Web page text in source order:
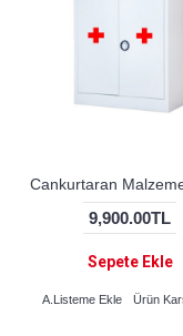
9,900.00TL
Sepete Ekle
A.Listeme Ekle Ürün